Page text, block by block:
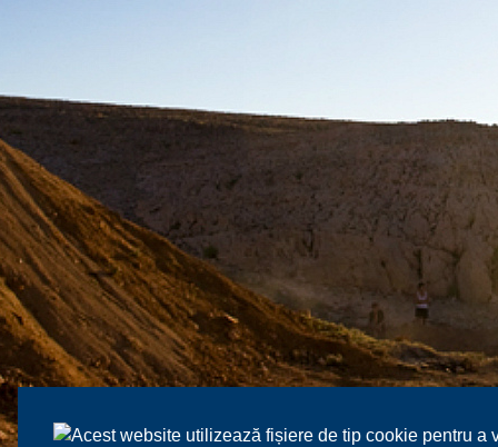
Acest website utilizează fișiere de tip cookie pentru